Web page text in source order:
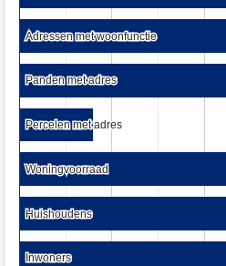
Adressen met woonfunctie
Adressen met woonfunctie
Panden met adres
Panden met adres
Percelen met adres
Percelen met adres
Woningvoorraad
Woningvoorraad
Huishoudens
Huishoudens
Inwoners
Inwoners